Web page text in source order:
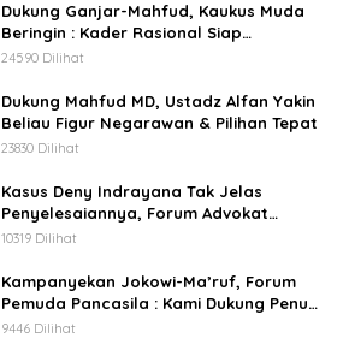
Dukung Ganjar-Mahfud, Kaukus Muda
Beringin : Kader Rasional Siap
Menangkan 03
24590 Dilihat
Dukung Mahfud MD, Ustadz Alfan Yakin
Beliau Figur Negarawan & Pilihan Tepat
23830 Dilihat
Kasus Deny Indrayana Tak Jelas
Penyelesaiannya, Forum Advokat
Pengawal Demokrasi : Ayo Segera
10319 Dilihat
Kampanyekan Jokowi-Ma’ruf, Forum
Pemuda Pancasila : Kami Dukung Penuh
Untuk Memimpin di 2019-2024
9446 Dilihat